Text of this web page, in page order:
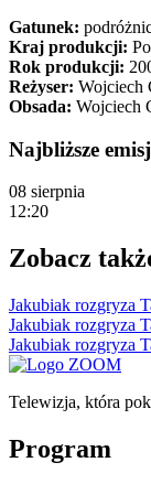
Gatunek:
Kraj produkcji:
Rok produkcji:
Reżyser: Wojciech
Obsada: Wojciech
Najbliższe
08 sierpnia
12:20
Zobacz
Jakubiak rozgryza
Jakubiak rozgryza
Jakubiak rozgryza
Telewizja, która
Program